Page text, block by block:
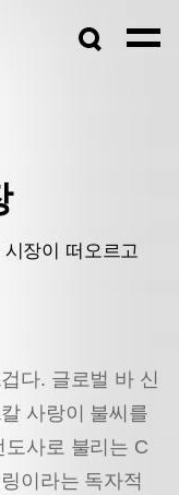
장이 떠오르고
다. 글로벌 바 신
사랑이 불씨를
도사로 불리는 C
이라는 독자적